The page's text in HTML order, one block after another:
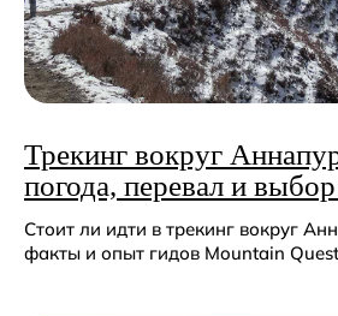
Трекинг вокруг
погода, перевал и
Стоит ли идти в трекинг вокруг
факты и опыт гидов Mountain Quest